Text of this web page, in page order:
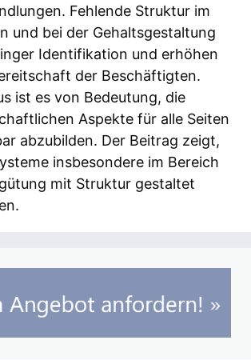
Fehlende Struktur im
und bei der Gehaltsgestaltung
Identifikation und erhöhen
der Beschäftigten.
ist es von Bedeutung, die
Aspekte für alle Seiten
abzubilden. Der Beitrag zeigt,
insbesondere im Bereich
mit Struktur gestaltet